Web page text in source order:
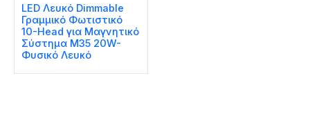
LED Λευκό Dimmable
Γραμμικό Φωτιστικό
10-Head για Μαγνητικό
Σύστημα M35 20W-
Φυσικό Λευκό